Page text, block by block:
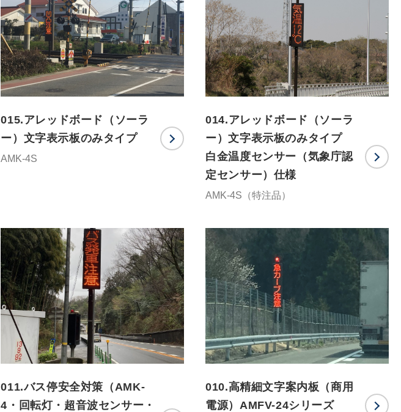
015.アレッドボード（ソーラ
ー）文字表示板のみタイプ
AMK-4S
014.アレッドボード（ソーラ
ー）文字表示板のみタイプ
白金温度センサー（気象庁認
定センサー）仕様
AMK-4S（特注品）
011.バス停安全対策（AMK-
4・回転灯・超音波センサー・
010.高精細文字案内板（商用
電源）AMFV-24シリーズ